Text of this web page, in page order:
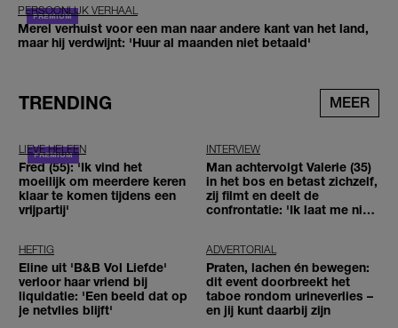
PERSOONLIJK VERHAAL
Merel verhuist voor een man naar andere kant van het land,
maar hij verdwijnt: 'Huur al maanden niet betaald'
TRENDING MEER
LIEVE HELEEN
Fred (55): 'Ik vind het
moeilijk om meerdere keren
klaar te komen tijdens een
vrijpartij'
INTERVIEW
Man achtervolgt Valerie (35)
in het bos en betast zichzelf,
zij filmt en deelt de
confrontatie: 'Ik laat me niet
HEFTIG
Eline uit 'B&B Vol Liefde'
verloor haar vriend bij
liquidatie: 'Een beeld dat op
je netvlies blijft'
ADVERTORIAL
Praten, lachen én bewegen:
dit event doorbreekt het
taboe rondom urineverlies –
en jij kunt daarbij zijn